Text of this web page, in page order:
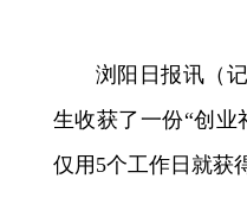
浏阳日报讯（
生收获了一份“创
仅用5个工作日就获